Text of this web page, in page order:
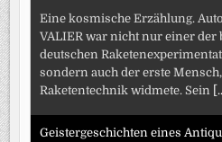
Eine kosmische Erzählung.
VALIER war nicht nur einer der
deutschen
sondern auch der erste
Raketentechnik widmete. Sein
Geistergeschichten eines